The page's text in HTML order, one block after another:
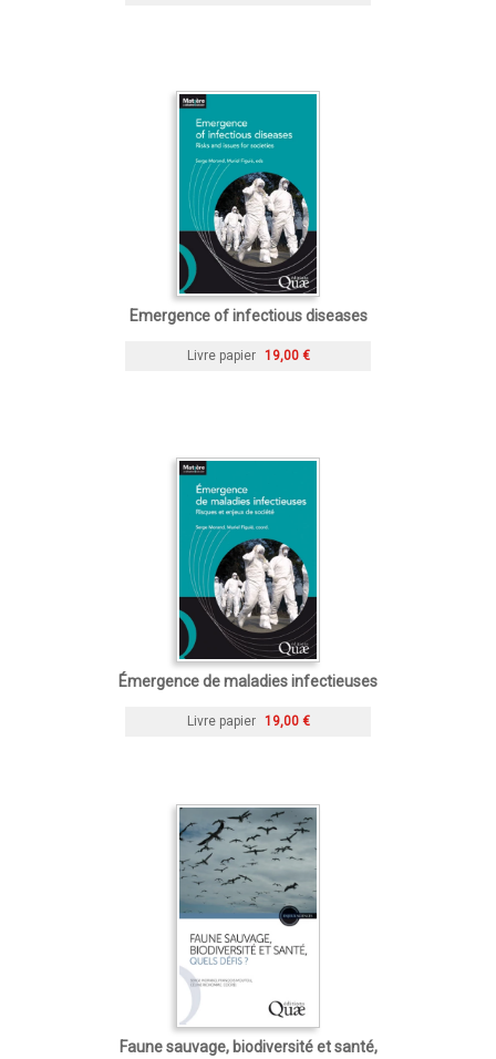
Emergence of infectious diseases
Livre papier 19,00 €
Émergence de maladies infectieuses
Livre papier 19,00 €
Faune sauvage, biodiversité et santé,